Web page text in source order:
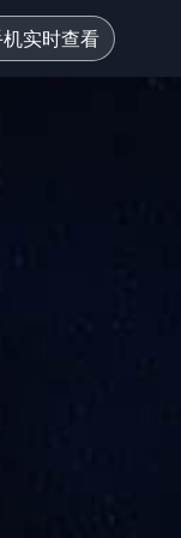
实时查看